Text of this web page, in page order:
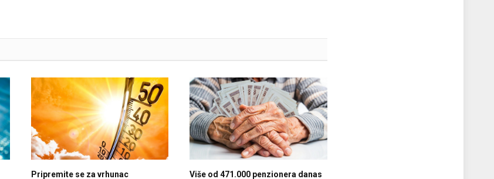
Pripremite se za vrhunac
Više od 471.000 penzionera danas